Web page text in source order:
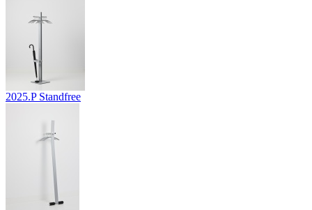
2025.P Standfree